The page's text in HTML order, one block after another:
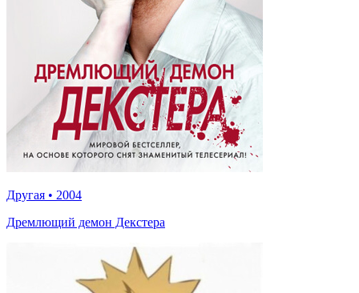
Другая • 2004
Дремлющий демон Декстера